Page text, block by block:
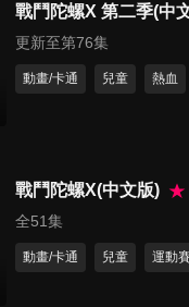
26分鐘
第361集 墜
第362集 任
戰鬥陀螺X 第二季(中
更新至第76集
動畫/卡通 兒童 熱血
戰鬥陀螺X(中文版)
全51集
動畫/卡通 兒童 運動